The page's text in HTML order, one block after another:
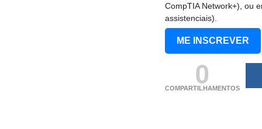
CompTIA Network+), ou
assistenciais).
ME INSCREVER
0
COMPARTILHAMENTOS